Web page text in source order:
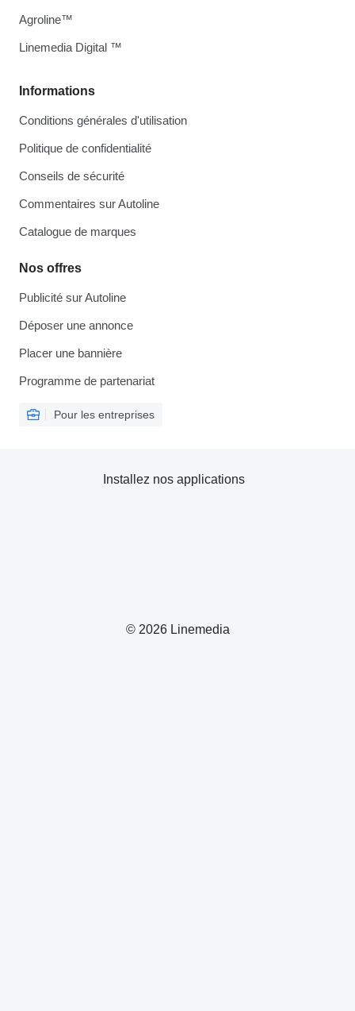
Informations
Conditions générales d'utilisation
Politique de confidentialité
Conseils de sécurité
Commentaires sur Autoline
Catalogue de marques
Nos offres
Publicité sur Autoline
Déposer une annonce
Placer une bannière
Programme de partenariat
Pour les entreprises
Agroline™
Linemedia Digital ™
© 2026 Linemedia
Installez nos applications